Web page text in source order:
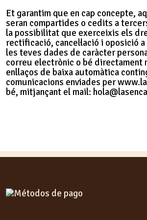
Et garantim que en cap concepte,
seran compartides o cedits a
la possibilitat que exerceixis els
rectificació, cancel·lació i oposició
les teves dades de caràcter
correu electrònic o bé directament
enllaços de baixa automàtica
comunicacions enviades per
bé, mitjançant el mail: